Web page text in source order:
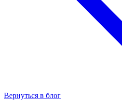
Вернуться в блог